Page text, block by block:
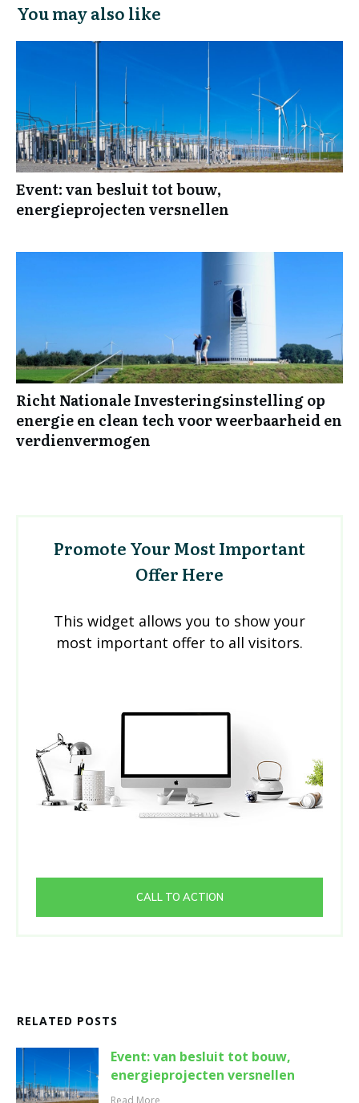
You may also like
Event: van besluit tot bouw,
energieprojecten versnellen
Richt Nationale Investeringsinstelling op
energie en clean tech voor weerbaarheid en
verdienvermogen
Promote Your Most Important
Offer Here
This widget allows you to show your
most important offer to all visitors.
CALL TO ACTION
RELATED POSTS
Event: van besluit tot bouw,
energieprojecten versnellen
Read More